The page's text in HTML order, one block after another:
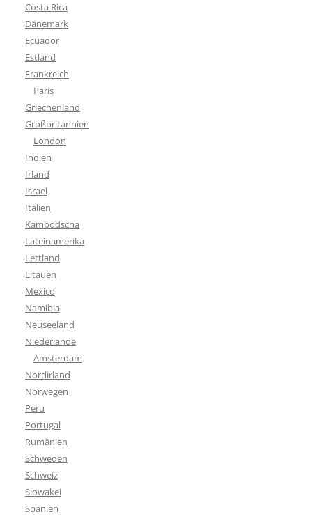
Costa Rica
Dänemark
Ecuador
Estland
Frankreich
Paris
Griechenland
Großbritannien
London
Indien
Irland
Israel
Italien
Kambodscha
Lateinamerika
Lettland
Litauen
Mexico
Namibia
Neuseeland
Niederlande
Amsterdam
Nordirland
Norwegen
Peru
Portugal
Rumänien
Schweden
Schweiz
Slowakei
Spanien